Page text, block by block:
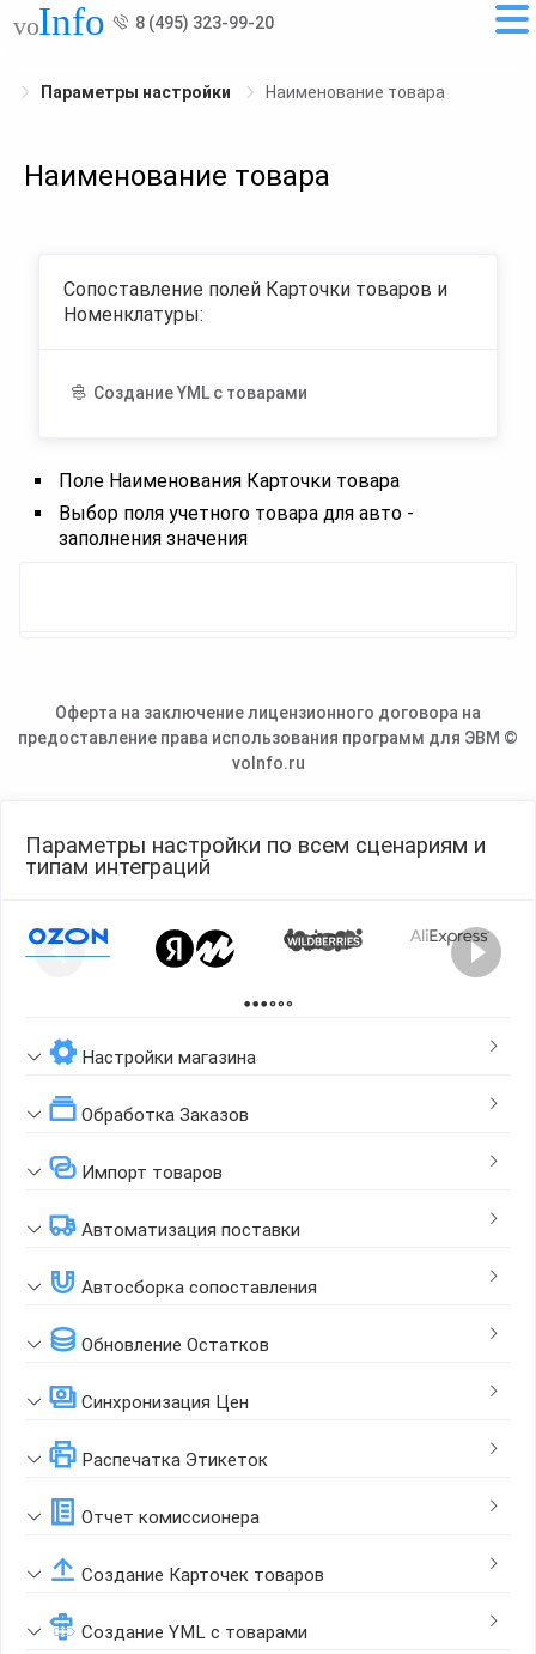
8 (495) 323-99-20
Параметры настройки Наименование товара
Наименование товара
Сопоставление полей Карточки товаров и
Номенклатуры:
Создание YML с товарами
Поле Наименования Карточки товара
Выбор поля учетного товара для авто -
заполнения значения
Оферта на заключение лицензионного договора на
предоставление права использования программ для ЭВМ ©
voInfo.ru
Параметры настройки по всем сценариям и
типам интеграций
Настройки магазина
Обработка Заказов
Импорт товаров
Автоматизация поставки
Автосборка сопоставления
Обновление Остатков
Синхронизация Цен
Распечатка Этикеток
Отчет комиссионера
Создание Карточек товаров
Создание YML с товарами